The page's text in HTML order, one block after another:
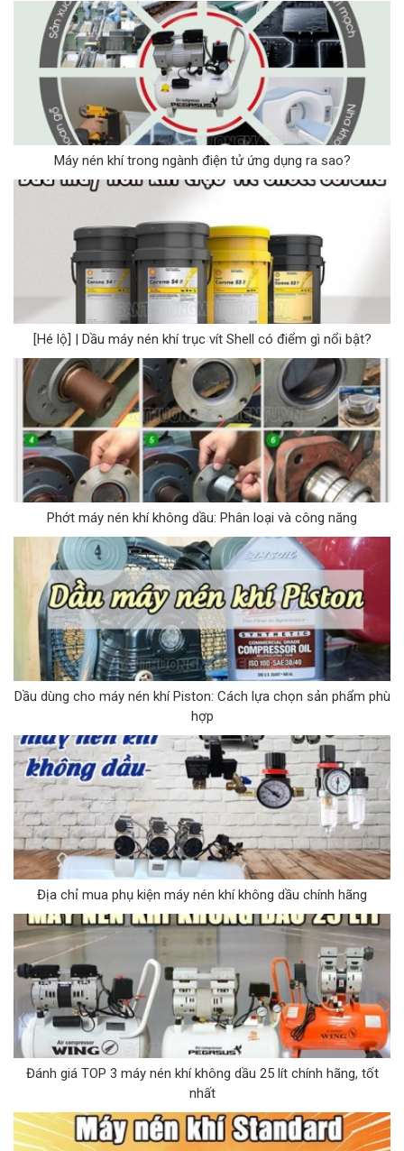
Máy nén khí trong ngành điện tử ứng dụng ra sao?
[Hé lộ] | Dầu máy nén khí trục vít Shell có điểm gì nổi bật?
Phớt máy nén khí không dầu: Phân loại và công năng
Dầu dùng cho máy nén khí Piston: Cách lựa chọn sản phẩm phù
hợp
Địa chỉ mua phụ kiện máy nén khí không dầu chính hãng
Đánh giá TOP 3 máy nén khí không dầu 25 lít chính hãng, tốt
nhất